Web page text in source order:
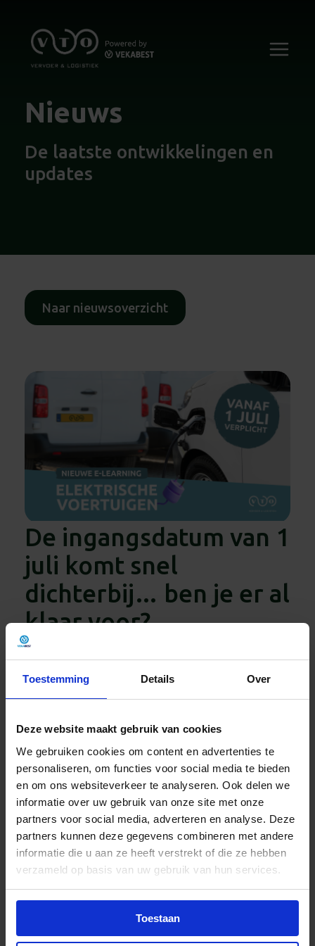
Toestemming Details Over
Deze website maakt gebruik van cookies
We gebruiken cookies om content en advertenties te
personaliseren, om functies voor social media te bieden
en om ons websiteverkeer te analyseren. Ook delen we
informatie over uw gebruik van onze site met onze
partners voor social media, adverteren en analyse. Deze
partners kunnen deze gegevens combineren met andere
informatie die u aan ze heeft verstrekt of die ze hebben
verzameld op basis van uw gebruik van hun services.
Toestaan
Nieuws
De laatste ontwikkelingen en
updates
Naar nieuwsoverzicht
De ingangsdatum van 1
juli komt snel
dichterbij… ben je er al
klaar voor?
26-06-2025
Vanaf 1 juli 2025 wordt het verplicht om een
aanvullende verkeersveiligheidscursus te volgen als
je met een B-rijbewijs een elektrische bedrijfswagen
wetgeving maakt het mogelijk dat duurzame
voertuigen tot en met 4.250 kg kunnen worden
bestuurd met een ‘gewoon’ autorijbewijs (B).
Onze nieuwe e-learning module is speciaal
ontwikkeld om aan deze verplichting te voldoen.
Waarom is dit belangrijk?
Vanaf 1 januari 2025 zijn er emissievrije zones
ingevoerd in Nederlandse steden.Denk aan drukke
stadscentra waar kwetsbare verkeersdeelnemers,
zoals fietsers en voetgangers, domineren.
Bestuurders van zwaardere elektrische voertuigen
moeten zich bewust zijn van de unieke uitdagingen,
zoals het hogere gewicht en de specifieke
technologie van deze voertuigen, om ongelukken te
voorkomen en bij te dragen aan een veiligere
Wat biedt de module?